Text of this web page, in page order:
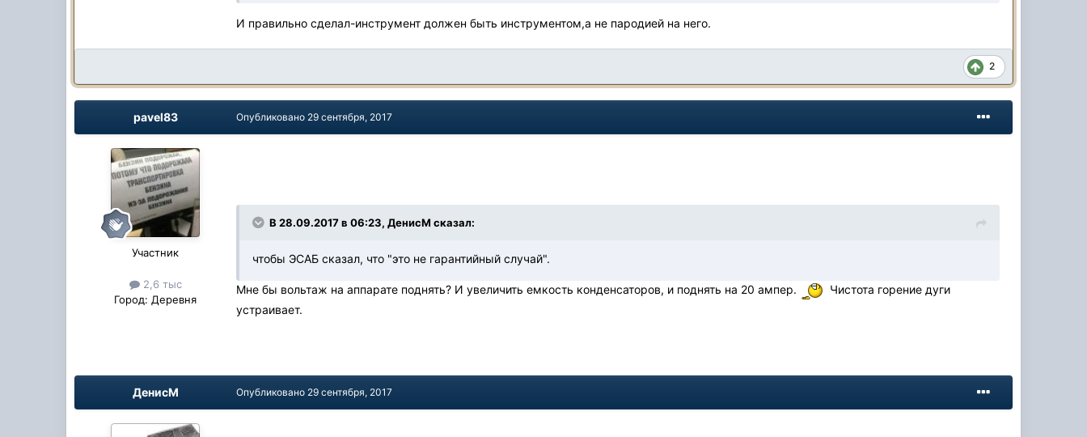
И правильно сделал-инструмент должен быть инструментом,а не пародией на него.
2
pavel83
Участник
2,6 тыс
Город: Деревня
Опубликовано 29 сентября, 2017
В 28.09.2017 в 06:23, ДенисМ сказал:
чтобы ЭСАБ сказал, что "это не гарантийный случай".
Мне бы вольтаж на аппарате поднять? И увеличить емкость конденсаторов, и поднять на 20 ампер.
Чистота горение дуги
устраивает.
ДенисМ Опубликовано 29 сентября, 2017